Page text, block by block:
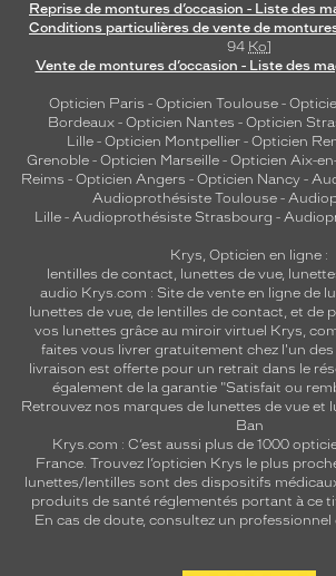
Reprise de montures d’occasion - Liste des
Conditions particulières de vente de
94 Ko]
Vente de montures d’occasion - Liste des
Opticien Paris - Opticien Toulouse-
Bordeaux- Opticien Nantes - Opticien
Lille - Opticien Montpellier - Opticien
Grenoble - Opticien Marseille - Opticien Aix-
Reims - Opticien Angers - Opticien Nancy -
Audioprothésiste Toulouse-
Lille- Audioprothésiste Strasbourg -
Krys, Opticien en ligne :
lentilles de contact, lunettes de vue,
audio Krys.com : Site de vente en ligne de
lunettes de vue, de lentilles de contact, et de
vos lunettes grâce au miroir virtuel Krys,
faites vous livrer gratuitement chez l'un
livraison est offerte pour un retrait dans le
également de la garantie "Satisfait ou
Retrouvez nos marques de lunettes de vue et
Ban
Krys.com : C’est aussi plus de 1000
France. Trouvez l’opticien Krys le plus
lunettes/lentilles sont des dispositifs
produits de santé réglementés portant à ce
En cas de doute, consultez un professionnel